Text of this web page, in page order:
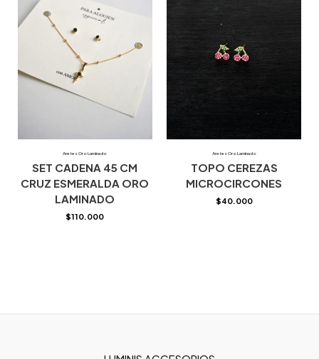
Aretes Oro Laminado
SET CADENA 45 CM
CRUZ ESMERALDA ORO
LAMINADO
$110.000
Aretes Oro Laminado
TOPO CEREZAS
MICROCIRCONES
$40.000